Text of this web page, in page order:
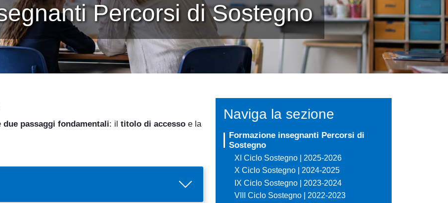
Percorsi di Sostegno
due passaggi fondamentali: il titolo di accesso e la
Naviga la sezione
Formazione insegnanti Percorsi di
Sostegno
XI Ciclo Sostegno | 2025-2026
X Ciclo Sostegno | 2024-2025
IX Ciclo Sostegno | 2023-2024
VIII Ciclo Sostegno | 2022-2023